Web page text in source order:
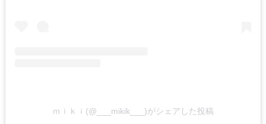
ｍｉｋｉ(@___mikik___)がシェアした投稿